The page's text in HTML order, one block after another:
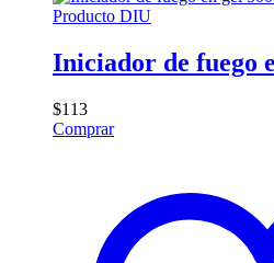
Producto DIU
Iniciador de fuego
$113
Comprar